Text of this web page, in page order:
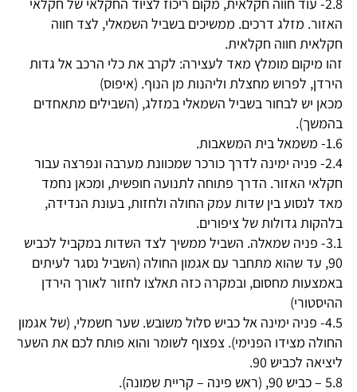
האזור. מזלג דרכים. ממשיכים בשביל השמאלי, לצד חווה
חקלאית חווה חקלאית.
זהו מיקום מומלץ מאד לעצירה: לקרב את כלי הרכב אל גדות
הירדן, לפרוש מחצלת וליהנות מן הנוף. (איפוס)
מכאן יש לבחור בשביל השמאלי במזלג, (השבילים מתאחדים
בהמשך).
1.6- משמאל בית המשאבות.
2.4- פניה ימינה לדרך כורכר שמכוונת מערבה ונפרצה עבור
חקלאי האזור. הדרך פתוחה לתנועה חופשית, ומכאן נחמד
מאד לנסוע בין שדות עמק החולה ולחזות, בעונת הנדידה,
בלהקות גדולות של ציפורים.
3.1- פניה שמאלה. השביל ממשיך לצד השדות במקביל לכביש
90, עד שהוא מתחבר עם אגמון החולה (השביל נסגר לעיתים
באמצעות מחסום, ובמקרה כזה תאלצו לחזור לאורך הירדן
ההיסטורי)
4.5- פניה ימינה אל כביש סלול משובש. שער חשמלי, (של אגמון
החולה מצידו הפנימי). צפצוף לשומר והוא פותח לכם את השער
ליציאה לכביש 90.
5.8 – כביש 90, (ראש פינה – קריית שמונה).